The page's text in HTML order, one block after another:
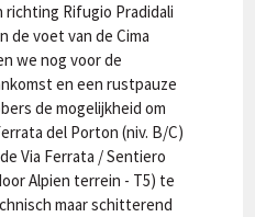
richting Rifugio Pradidali
de voet van de Cima
we nog voor de
en een rustpauze
de mogelijkheid om
del Porton (niv. B/C)
Via Ferrata / Sentiero
Alpien terrein - T5) te
maar schitterend